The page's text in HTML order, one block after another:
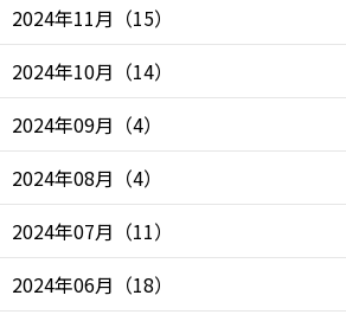
2024年11月 （15）
2024年10月 （14）
2024年09月 （4）
2024年08月 （4）
2024年07月 （11）
2024年06月 （18）